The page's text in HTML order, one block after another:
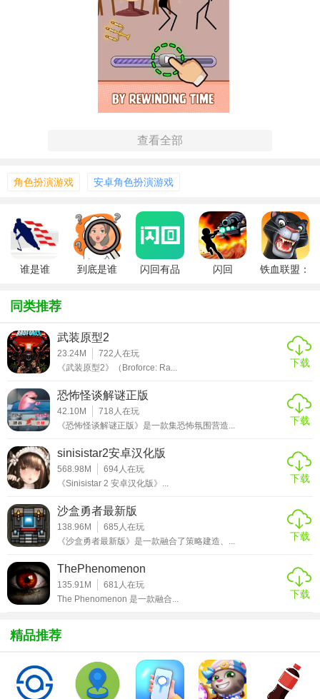
解锁并跳转到不同的历史时期。
运，进而改变历史走向。
3. 资源收集：在游戏过程中收集各种资源，用于升级装备、
解锁新技能等。
4. 谜题解决：每个时代都有独特的谜题和挑战，解决它们以
【闪回谁是谁过程】
1. 初始选择：游戏开始，玩家选择初始角色和起点时代。
2. 探索与发现：在选定时代中自由探索，与NPC互动，触发
各种事件。
3. 任务完成：接受并完成各种主线和支线任务，获取经验值
和奖励。
能导致新的事件或挑战出现。
5. 结局多样化：根据玩家的选择和完成的任务，游戏拥有多
种结局。
【闪回谁是谁技巧】
能导致不同的后果。
2. 资源优化：合理分配资源，优先升级关键技能和装备。
3. 多线并进：同时推进多个任务，以提高效率。
查看全部
角色扮演游戏 安卓角色扮演游戏
谁是谁 到底是谁 闪回有品 闪回
铁血联盟：
同类推荐
武装原型2
23.24M 722 人在玩
《武装原型2》（Broforce: Ra...
下载
恐怖怪谈解谜正版
42.10M 718 人在玩
《恐怖怪谈解谜正版》是一款集恐怖氛围营造...
下载
sinisistar2安卓汉化版
568.98M 694人在玩
《Sinisistar 2 安卓汉化版》...
下载
沙盒勇者最新版
138.96M 685 人在玩
《沙盒勇者最新版》是一款融合了策略建造、...
下载
ThePhenomenon
135.91M 681 人在玩
The Phenomenon 是一款融合...
下载
精品推荐